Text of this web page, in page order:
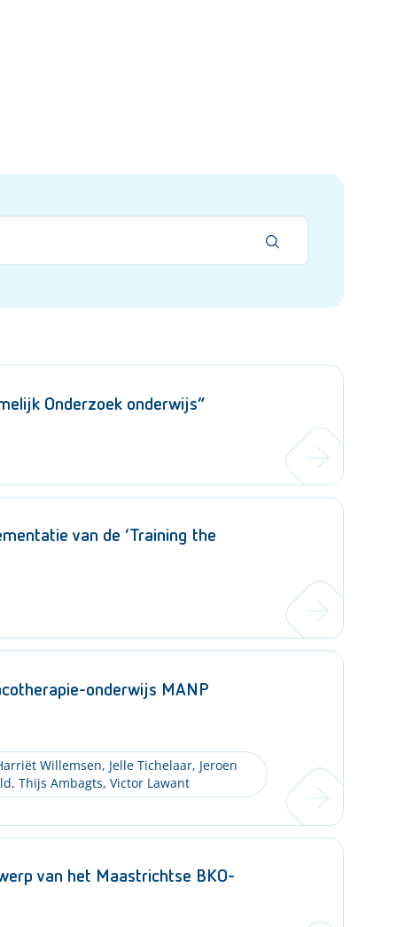
Onderzoek onderwijs”
van de ‘Training the
onderwijs MANP
Willemsen, Jelle Tichelaar, Jeroen
, Thijs Ambagts, Victor Lawant
van het Maastrichtse BKO-